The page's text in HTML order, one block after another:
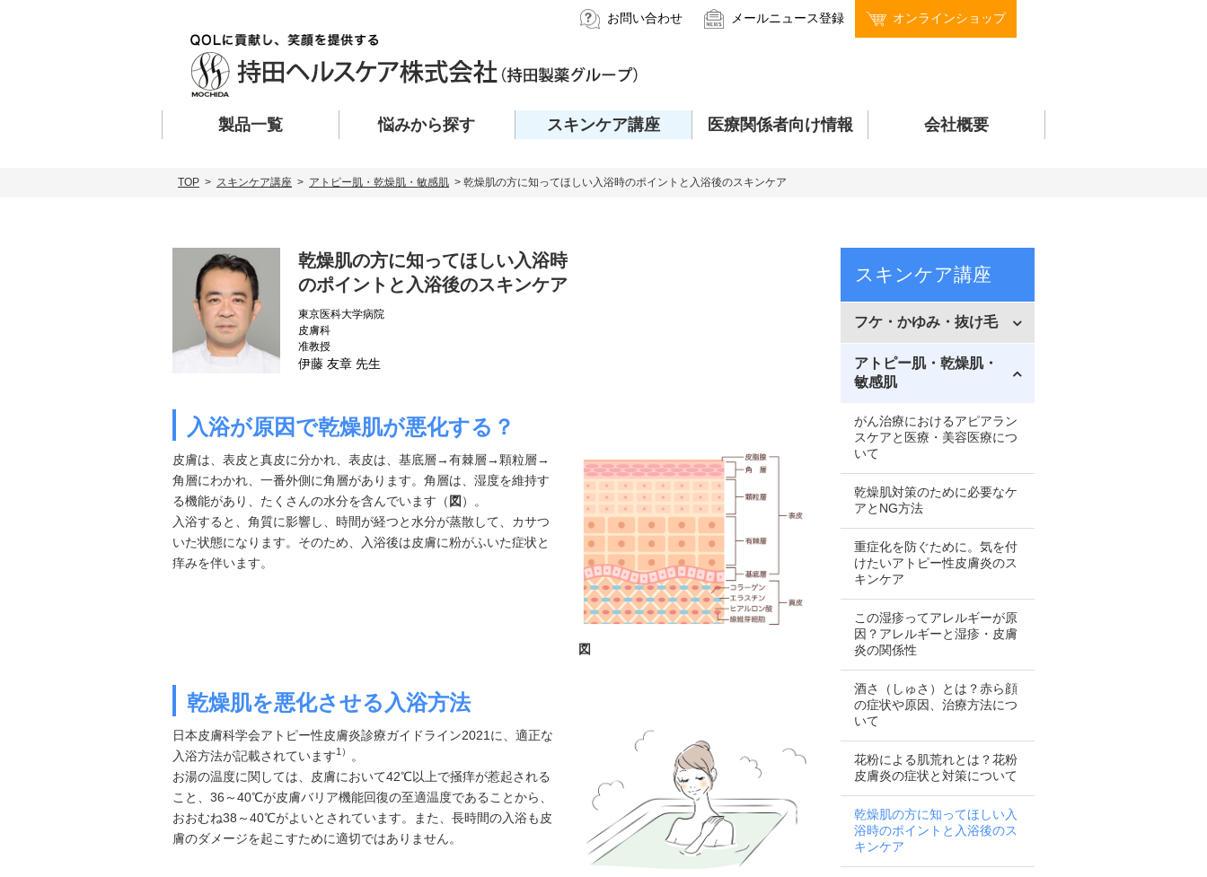
お問い合わせ メールニュース登録 オンラインショップ
製品一覧 悩みから探す スキンケア講座 医療関係者向け情報 会社概要
TOP > スキンケア講座 > アトピー肌・乾燥肌・敏感肌 > 乾燥肌の方に知ってほしい入浴時のポイントと入浴後のスキンケア
乾燥肌の方に知ってほしい入浴時
のポイントと入浴後のスキンケア
東京医科大学病院
皮膚科
准教授
伊藤 友章 先生
入浴が原因で乾燥肌が悪化する？
皮膚は、表皮と真皮に分かれ、表皮は、基底層→有棘層→顆粒層→
角層にわかれ、一番外側に角層があります。角層は、湿度を維持す
る機能があり、たくさんの水分を含んでいます（ 図 ）。
入浴すると、角質に影響し、時間が経つと水分が蒸散して、カサつ
いた状態になります。そのため、入浴後は皮膚に粉がふいた症状と
痒みを伴います。
図
乾燥肌を悪化させる入浴方法
日本皮膚科学会アトピー性皮膚炎診療ガイドライン2021に、適正な
入浴方法が記載されています1）
。
お湯の温度に関しては、皮膚において42℃以上で掻痒が惹起される
こと、36～40℃が皮膚バリア機能回復の至適温度であることから、
おおむね38～40℃がよいとされています。また、長時間の入浴も皮
膚のダメージを起こすために適切ではありません。
スキンケア講座
フケ・かゆみ・抜け毛
アトピー肌・乾燥肌・
敏感肌
がん治療におけるアピアラン
スケアと医療・美容医療につ
いて
乾燥肌対策のために必要なケ
アとNG方法
重症化を防ぐために。気を付
けたいアトピー性皮膚炎のス
キンケア
この湿疹ってアレルギーが原
因？アレルギーと湿疹・皮膚
炎の関係性
酒さ（しゅさ）とは？赤ら顔
の症状や原因、治療方法につ
いて
花粉による肌荒れとは？花粉
皮膚炎の症状と対策について
乾燥肌の方に知ってほしい入
浴時のポイントと入浴後のス
キンケア